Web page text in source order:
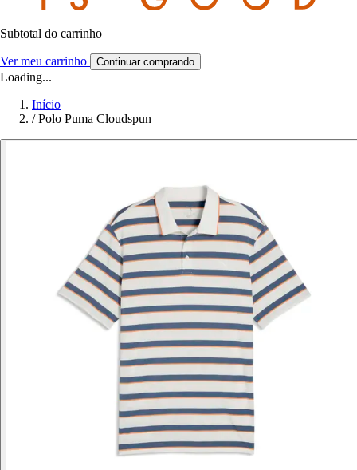
Subtotal do carrinho
Ver meu carrinho Continuar comprando
Loading...
Início
/ Polo Puma Cloudspun